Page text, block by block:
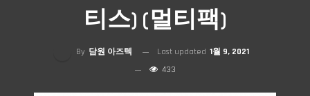
티스) (멀티팩)
By 담원 아즈텍 Last updated 1월 9, 2021
433